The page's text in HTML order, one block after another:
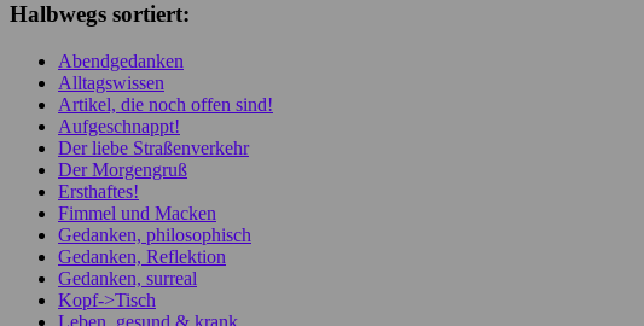
Halbwegs sortiert:
Abendgedanken
Alltagswissen
Artikel, die noch offen sind!
Aufgeschnappt!
Der liebe Straßenverkehr
Der Morgengruß
Ersthaftes!
Fimmel und Macken
Gedanken, philosophisch
Gedanken, Reflektion
Gedanken, surreal
Kopf->Tisch